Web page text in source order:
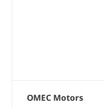
OMEC Motors